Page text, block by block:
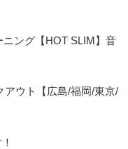
ング【HOT SLIM】音
アウト【広島/福岡/東京/